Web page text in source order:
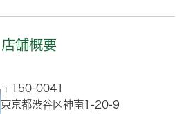
店舗概要
〒150-0041
東京都渋谷区神南1-20-9